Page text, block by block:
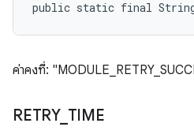
public static final String
ค่าคงที่:
RETRY_ TIME